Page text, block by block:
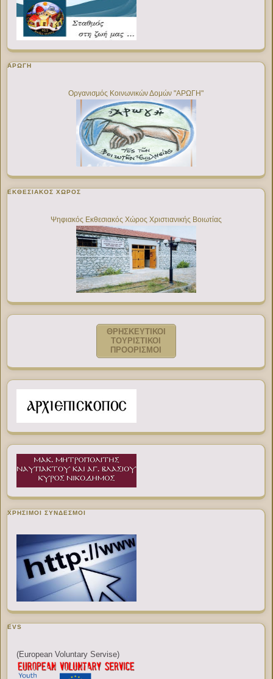
ΑΡΩΓΗ
Οργανισμός Κοινωνικών Δομών "ΑΡΩΓΗ"
ΕΚΘΕΣΙΑΚΌΣ ΧΏΡΟΣ
Ψηφιακός Εκθεσιακός Χώρος Χριστιανικής Βοιωτίας
ΘΡΗΣΚΕΥΤΙΚΟΙ
ΤΟΥΡΙΣΤΙΚΟΙ
ΠΡΟΟΡΙΣΜΟΙ
ΧΡΉΣΙΜΟΙ ΣΎΝΔΕΣΜΟΙ
EVS
(European Voluntary Servise)